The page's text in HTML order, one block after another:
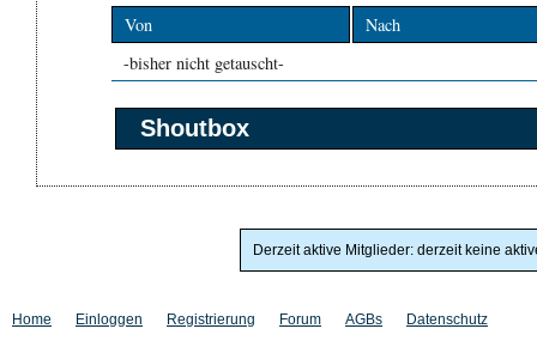
Von
Nach
-bisher nicht getauscht-
Shoutbox
Derzeit aktive Mitglieder: derzeit keine
Home Einloggen Registrierung Forum AGBs Datenschutz